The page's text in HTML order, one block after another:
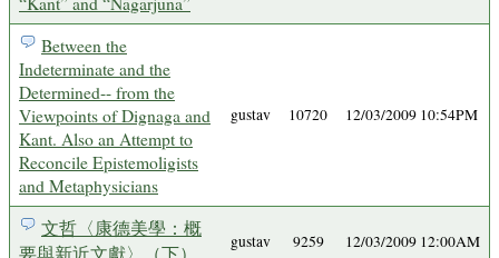
Between the
Indeterminate and the
Determined-- from the
Viewpoints of Dignaga and
Kant. Also an Attempt to
Reconcile Epistemoligists
and Metaphysicians
gustav 10720 12/03/2009 10:54PM
文哲〈康德美學：概
要與新近文獻〉（下）
gustav 9259 12/03/2009 12:00AM